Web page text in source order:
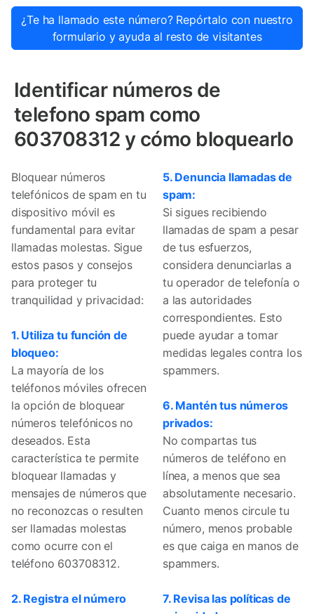
¿Te ha llamado este número? Repórtalo con nuestro
formulario y ayuda al resto de visitantes
Identificar números de
telefono spam como
603708312 y cómo bloquearlo
Bloquear números
telefónicos de spam en tu
dispositivo móvil es
fundamental para evitar
llamadas molestas. Sigue
estos pasos y consejos
para proteger tu
tranquilidad y privacidad:
1. Utiliza tu función de
bloqueo:
La mayoría de los
teléfonos móviles ofrecen
la opción de bloquear
números telefónicos no
deseados. Esta
característica te permite
bloquear llamadas y
mensajes de números que
no reconozcas o resulten
ser llamadas molestas
como ocurre con el
teléfono 603708312.
2. Registra el número
5. Denuncia llamadas de
spam:
Si sigues recibiendo
llamadas de spam a pesar
de tus esfuerzos,
considera denunciarlas a
tu operador de telefonía o
a las autoridades
correspondientes. Esto
puede ayudar a tomar
medidas legales contra los
spammers.
6. Mantén tus números
privados:
No compartas tus
números de teléfono en
línea, a menos que sea
absolutamente necesario.
Cuanto menos circule tu
número, menos probable
es que caiga en manos de
spammers.
7. Revisa las políticas de